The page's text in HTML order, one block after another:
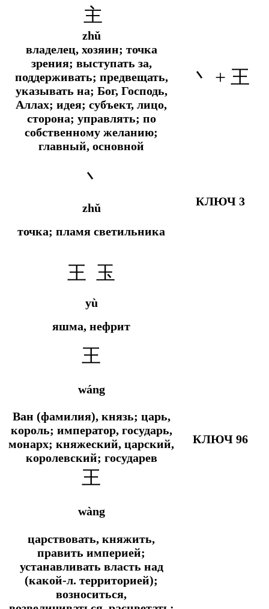
主
zhǔ
владелец, хозяин; точка
зрения; выступать за,
поддерживать; предвещать,
указывать на; Бог, Господь,
Аллах; идея; субъект, лицо,
сторона; управлять; по
собственному желанию;
главный, основной
丶 + 王
丶
zhǔ
точка; пламя светильника
КЛЮЧ 3
王 玉
yù
яшма, нефрит
王
wáng
Ван (фамилия), князь; царь,
король; император, государь,
монарх; княжеский, царский,
королевский; государев
王
wàng
царствовать, княжить,
править империей;
устанавливать власть над
(какой-л. территорией);
возноситься,
КЛЮЧ 96